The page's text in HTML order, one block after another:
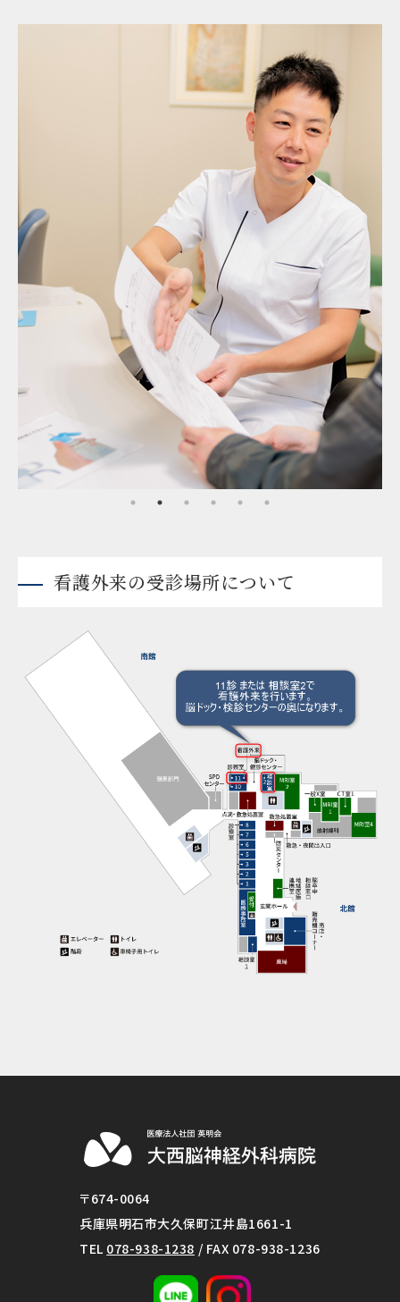
看護外来の受診場所について
〒674-0064
兵庫県明石市大久保町江井島1661-1
TEL 078-938-1238 / FAX 078-938-1236